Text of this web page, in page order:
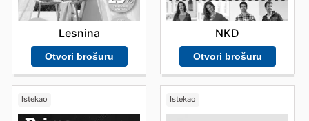
Lesnina
Otvori brošuru
NKD
Otvori brošuru
Istekao Istekao